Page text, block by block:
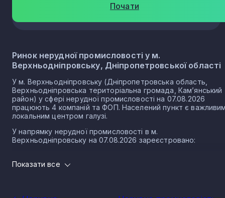
Почати
Ринок нерудної промисловості у м.
Верхньодніпровську, Дніпропетровської області
У м. Верхньодніпровську (Дніпропетровська область,
Верхньодніпровська територіальна громада, Кам’янський
район) у сфері нерудної промисловості на 07.08.2026
працюють 4 компаній та ФОП. Населений пункт є
локальним центром галузі.
У напрямку нерудної промисловості в м.
Верхньодніпровську на 07.08.2026 зареєстровано:
3 ФОП
за напрямком нерудної промисловості
Показати все